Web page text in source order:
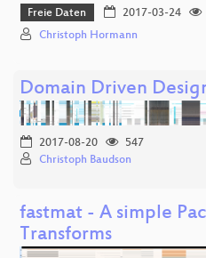
Freie Daten 2017-03-24
Christoph Hormann
Domain Driven
2017-08-20
547
Christoph Baudson
fastmat - A simple
Transforms